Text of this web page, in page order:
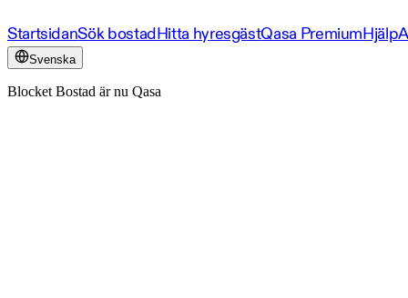
StartsidanSök bostadHitta hyresgästQasa PremiumHjälp
Svenska
Blocket Bostad är nu Qasa